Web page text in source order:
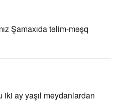
Şamaxıda təlim-məşq
iki ay yaşıl meydanlardan